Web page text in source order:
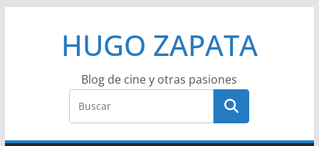
HUGO ZAPATA
Blog de cine y otras pasiones